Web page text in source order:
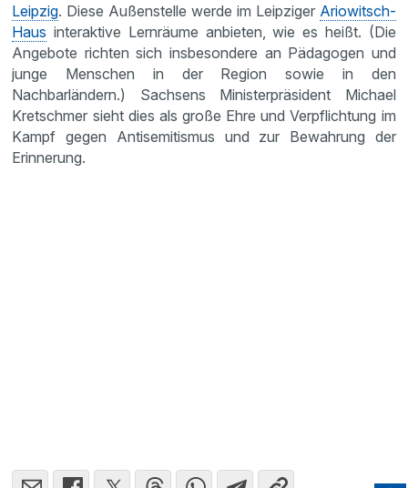
Leipzig. Diese Außenstelle werde im Leipziger Ariowitsch-
Haus interaktive Lernräume anbieten, wie es heißt. (Die
Angebote richten sich insbesondere an Pädagogen und
junge Menschen in der Region sowie in den
Nachbarländern.) Sachsens Ministerpräsident Michael
Kretschmer sieht dies als große Ehre und Verpflichtung im
Kampf gegen Antisemitismus und zur Bewahrung der
Erinnerung.